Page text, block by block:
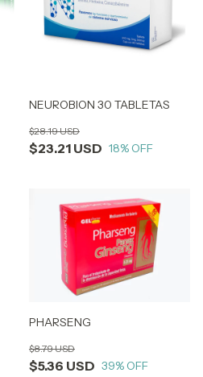
NEUROBION 30 TABLETAS
$23.21 USD
$28.19 USD
18% OFF
PHARSENG
$5.36 USD
$8.79 USD
39% OFF